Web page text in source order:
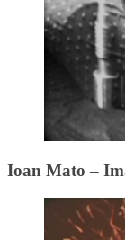
Ioan Mato –